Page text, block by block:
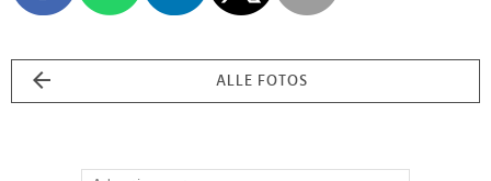
ALLE FOTOS